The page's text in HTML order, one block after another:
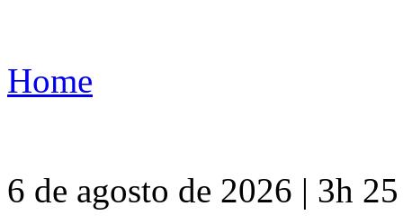
Home
6 de agosto de 2026 | 3h